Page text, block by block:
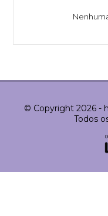
© Copyright 2026 -
Todos